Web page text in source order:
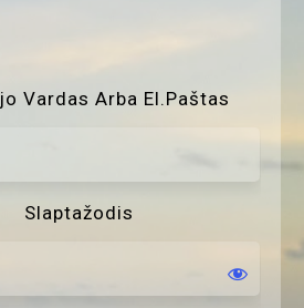
Vardas Arba El.paštas
Slaptažodis